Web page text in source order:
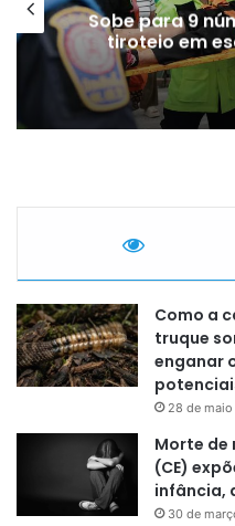
Sobe para 9
tiroteio em
Como a
truque
enganar
28 de
Morte de
(CE)
infância,
30 de